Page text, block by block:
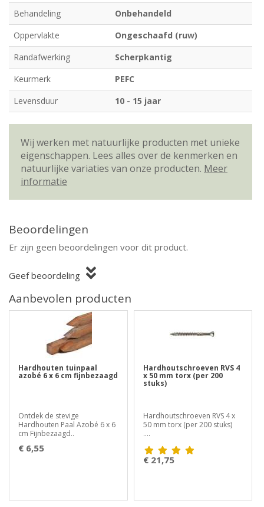
Behandeling
Onbehandeld
Oppervlakte
Ongeschaafd (ruw)
Randafwerking
Scherpkantig
Keurmerk
PEFC
Levensduur
10 - 15 jaar
Wij werken met natuurlijke producten met unieke
eigenschappen. Lees alles over de kenmerken en
natuurlijke variaties van onze producten. Meer
informatie
Beoordelingen
Er zijn geen beoordelingen voor dit product.
Geef beoordeling
Aanbevolen producten
Hardhouten tuinpaal
azobé 6 x 6 cm fijnbezaagd
Ontdek de stevige
Hardhouten Paal Azobé 6 x 6
cm Fijnbezaagd..
€ 6,55
Hardhoutschroeven RVS 4
x 50 mm torx (per 200
stuks)
Hardhoutschroeven RVS 4 x
50 mm torx (per 200 stuks)
....
€ 21,75